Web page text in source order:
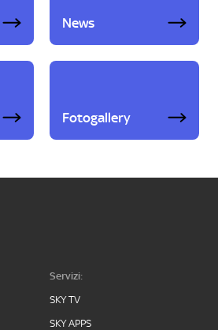
News
Fotogallery
Servizi:
SKY TV
SKY APPS